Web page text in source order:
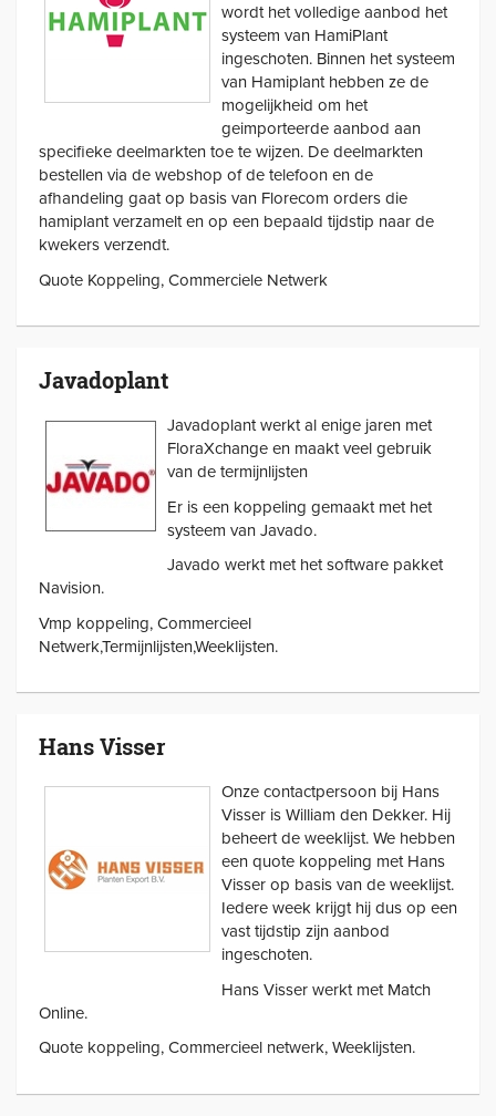
wordt het volledige aanbod het
systeem van HamiPlant
ingeschoten. Binnen het systeem
van Hamiplant hebben ze de
mogelijkheid om het
geimporteerde aanbod aan
specifieke deelmarkten toe te wijzen. De deelmarkten
bestellen via de webshop of de telefoon en de
afhandeling gaat op basis van Florecom orders die
hamiplant verzamelt en op een bepaald tijdstip naar de
kwekers verzendt.
Quote Koppeling, Commerciele Netwerk
Javadoplant
Javadoplant werkt al enige jaren met
FloraXchange en maakt veel gebruik
van de termijnlijsten
Er is een koppeling gemaakt met het
systeem van Javado.
Javado werkt met het software pakket
Navision.
Vmp koppeling, Commercieel
Netwerk,Termijnlijsten,Weeklijsten.
Hans Visser
Onze contactpersoon bij Hans
Visser is William den Dekker. Hij
beheert de weeklijst. We hebben
een quote koppeling met Hans
Visser op basis van de weeklijst.
Iedere week krijgt hij dus op een
vast tijdstip zijn aanbod
ingeschoten.
Hans Visser werkt met Match
Online.
Quote koppeling, Commercieel netwerk, Weeklijsten.